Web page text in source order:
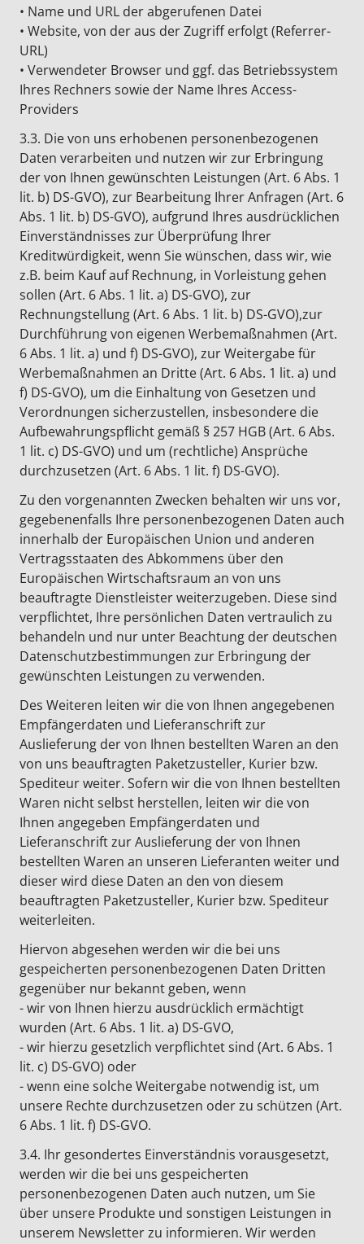
• Name und URL der abgerufenen Datei
• Website, von der aus der Zugriff erfolgt (Referrer-
URL)
• Verwendeter Browser und ggf. das Betriebssystem
Ihres Rechners sowie der Name Ihres Access-
Providers
3.3. Die von uns erhobenen personenbezogenen
Daten verarbeiten und nutzen wir zur Erbringung
der von Ihnen gewünschten Leistungen (Art. 6 Abs. 1
lit. b) DS-GVO), zur Bearbeitung Ihrer Anfragen (Art. 6
Abs. 1 lit. b) DS-GVO), aufgrund Ihres ausdrücklichen
Einverständnisses zur Überprüfung Ihrer
Kreditwürdigkeit, wenn Sie wünschen, dass wir, wie
z.B. beim Kauf auf Rechnung, in Vorleistung gehen
sollen (Art. 6 Abs. 1 lit. a) DS-GVO), zur
Rechnungstellung (Art. 6 Abs. 1 lit. b) DS-GVO),zur
Durchführung von eigenen Werbemaßnahmen (Art.
6 Abs. 1 lit. a) und f) DS-GVO), zur Weitergabe für
Werbemaßnahmen an Dritte (Art. 6 Abs. 1 lit. a) und
f) DS-GVO), um die Einhaltung von Gesetzen und
Verordnungen sicherzustellen, insbesondere die
Aufbewahrungspflicht gemäß § 257 HGB (Art. 6 Abs.
1 lit. c) DS-GVO) und um (rechtliche) Ansprüche
durchzusetzen (Art. 6 Abs. 1 lit. f) DS-GVO).
Zu den vorgenannten Zwecken behalten wir uns vor,
gegebenenfalls Ihre personenbezogenen Daten auch
innerhalb der Europäischen Union und anderen
Vertragsstaaten des Abkommens über den
Europäischen Wirtschaftsraum an von uns
beauftragte Dienstleister weiterzugeben. Diese sind
verpflichtet, Ihre persönlichen Daten vertraulich zu
behandeln und nur unter Beachtung der deutschen
Datenschutzbestimmungen zur Erbringung der
gewünschten Leistungen zu verwenden.
Des Weiteren leiten wir die von Ihnen angegebenen
Empfängerdaten und Lieferanschrift zur
Auslieferung der von Ihnen bestellten Waren an den
von uns beauftragten Paketzusteller, Kurier bzw.
Spediteur weiter. Sofern wir die von Ihnen bestellten
Waren nicht selbst herstellen, leiten wir die von
Ihnen angegeben Empfängerdaten und
Lieferanschrift zur Auslieferung der von Ihnen
bestellten Waren an unseren Lieferanten weiter und
dieser wird diese Daten an den von diesem
beauftragten Paketzusteller, Kurier bzw. Spediteur
weiterleiten.
Hiervon abgesehen werden wir die bei uns
gespeicherten personenbezogenen Daten Dritten
gegenüber nur bekannt geben, wenn
- wir von Ihnen hierzu ausdrücklich ermächtigt
wurden (Art. 6 Abs. 1 lit. a) DS-GVO,
- wir hierzu gesetzlich verpflichtet sind (Art. 6 Abs. 1
lit. c) DS-GVO) oder
- wenn eine solche Weitergabe notwendig ist, um
unsere Rechte durchzusetzen oder zu schützen (Art.
6 Abs. 1 lit. f) DS-GVO.
3.4. Ihr gesondertes Einverständnis vorausgesetzt,
werden wir die bei uns gespeicherten
personenbezogenen Daten auch nutzen, um Sie
über unsere Produkte und sonstigen Leistungen in
unserem Newsletter zu informieren. Wir werden